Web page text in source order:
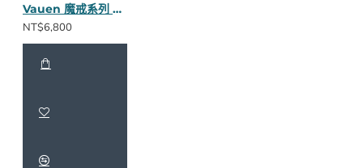
Vauen 魔戒系列 Clodo S 長斗
NT$6,800